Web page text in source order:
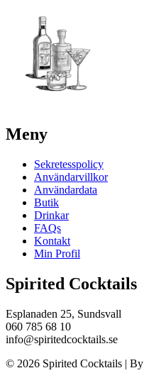
Meny
Sekretesspolicy
Användarvillkor
Användardata
Butik
Drinkar
FAQs
Kontakt
Min Profil
Spirited Cocktails
Esplanaden 25, Sundsvall
060 785 68 10
info@spiritedcocktails.se
© 2026 Spirited Cocktails | By